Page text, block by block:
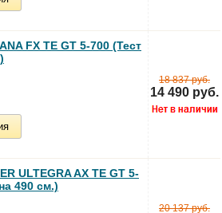
FX TE GT 5-700 (Тест
18 837 руб.
14 490 руб.
ULTEGRA AX TE GT 5-
490 см.)
20 137 руб.